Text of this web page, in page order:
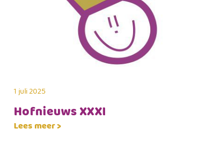
1 juli 2025
Hofnieuws XXXI
Lees meer >